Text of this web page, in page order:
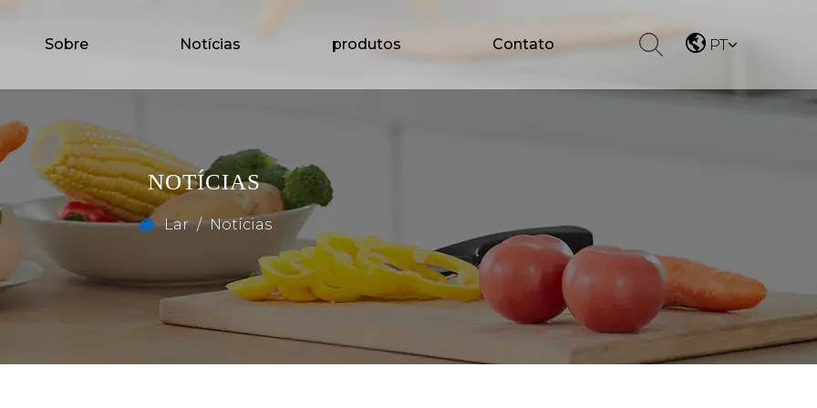
Sobre Notícias produtos Contato PT
NOTÍCIAS
Lar / Notícias